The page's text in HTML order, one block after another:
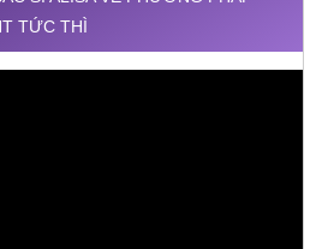
TỨC THÌ